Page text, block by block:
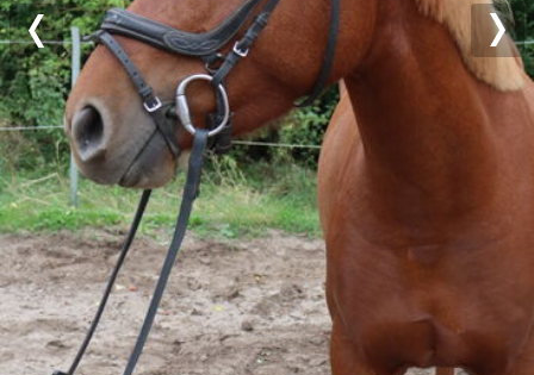
Previous